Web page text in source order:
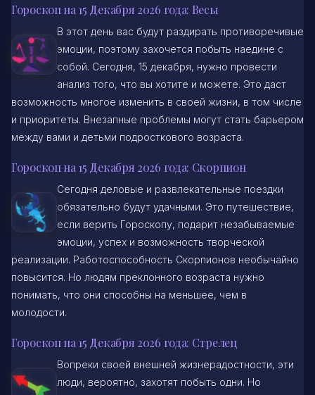
Гороскоп на 15 Декабря 2026 года: Весы
В этот день вас будут раздирать противоречивые
эмоции, поэтому захочется побыть наедине с
собой. Сегодня, 15 декабря, нужно провести
анализ того, что вы хотите и можете. Это даст
возможность многое изменить в своей жизни, в том числе
и приоритеты. Внезапные проблемы могут стать барьером
между вами и детьми подросткового возраста.
Гороскоп на 15 Декабря 2026 года: Скорпион
Сегодня деловые и развлекательные поездки
обязательно будут удачными. Это путешествие,
если верить Гороскопу, подарит незабываемые
эмоции, успех и возможность творческой
реализации. Работоспособность Скорпионов необычайно
повысится. Но людям преклонного возраста нужно
понимать, что они способны на меньшее, чем в
молодости.
Гороскоп на 15 Декабря 2026 года: Стрелец
Вопреки своей внешней жизнерадостности, эти
люди, вероятно, захотят побыть одни. Но